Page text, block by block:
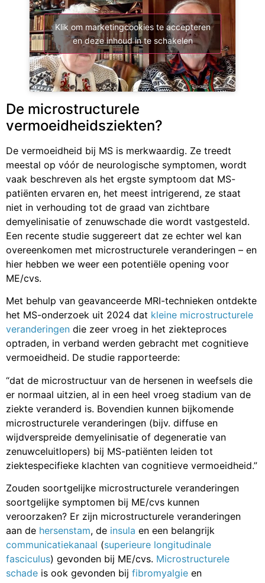
Klik om marketingcookies te accepteren
en deze inhoud in te schakelen
De microstructurele
vermoeidheidsziekten?
De vermoeidheid bij MS is merkwaardig. Ze treedt
meestal op vóór de neurologische symptomen, wordt
vaak beschreven als het ergste symptoom dat MS-
patiënten ervaren en, het meest intrigerend, ze staat
niet in verhouding tot de graad van zichtbare
demyelinisatie of zenuwschade die wordt vastgesteld.
Een recente studie suggereert dat ze echter wel kan
overeenkomen met microstructurele veranderingen – en
hier hebben we weer een potentiële opening voor
ME/cvs.
Met behulp van geavanceerde MRI-technieken ontdekte
het MS-onderzoek uit 2024 dat kleine microstructurele
veranderingen die zeer vroeg in het ziekteproces
optraden, in verband werden gebracht met cognitieve
vermoeidheid. De studie rapporteerde:
“dat de microstructuur van de hersenen in weefsels die
er normaal uitzien, al in een heel vroeg stadium van de
ziekte veranderd is. Bovendien kunnen bijkomende
microstructurele veranderingen (bijv. diffuse en
wijdverspreide demyelinisatie of degeneratie van
zenuwceluitlopers) bij MS-patiënten leiden tot
ziektespecifieke klachten van cognitieve vermoeidheid.”
Zouden soortgelijke microstructurele veranderingen
soortgelijke symptomen bij ME/cvs kunnen
veroorzaken? Er zijn microstructurele veranderingen
aan de hersenstam, de insula en een belangrijk
communicatiekanaal (superieure longitudinale
fasciculus) gevonden bij ME/cvs. Microstructurele
schade is ook gevonden bij fibromyalgie en